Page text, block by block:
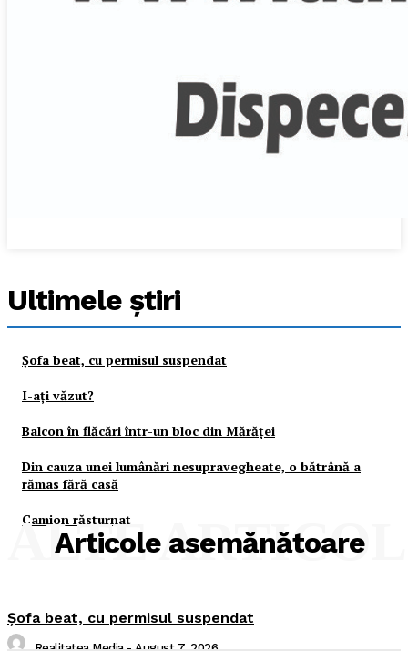
Ultimele ştiri
Şofa beat, cu permisul suspendat
I-aţi văzut?
Balcon în flăcări într-un bloc din Mărăţei
Din cauza unei lumânări nesupravegheate, o bătrână a
rămas fără casă
Camion răsturnat
Articole asemănătoare
ALTE
Şofa beat, cu permisul suspendat
Realitatea Media - August 7, 2026